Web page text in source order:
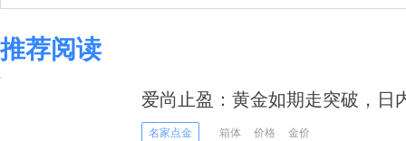
推荐阅读
爱尚止盈：黄金如期走突破，日
名家点金 箱体 价格 金价